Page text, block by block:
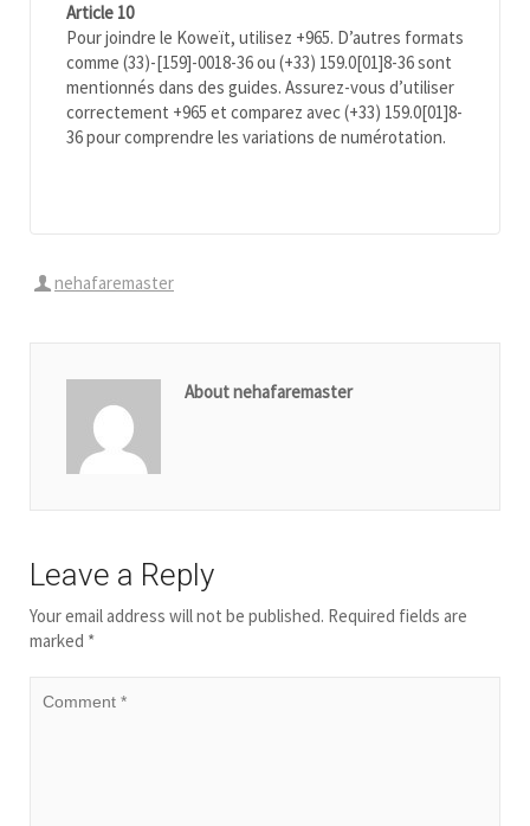
Article 10
Pour joindre le Koweït, utilisez +965. D’autres formats
comme (33)-[159]-0018-36 ou (+33) 159.0[01]8-36 sont
mentionnés dans des guides. Assurez-vous d’utiliser
correctement +965 et comparez avec (+33) 159.0[01]8-
36 pour comprendre les variations de numérotation.
nehafaremaster
About nehafaremaster
Leave a Reply
Your email address will not be published. Required fields are
marked *